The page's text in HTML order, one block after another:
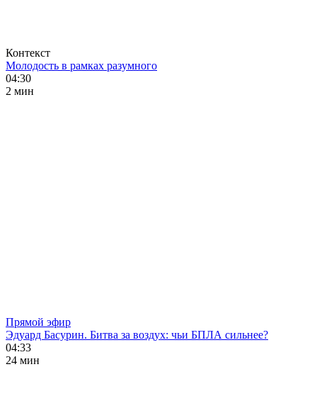
Контекст
Молодость в рамках разумного
04:30
2 мин
Прямой эфир
Эдуард Басурин. Битва за воздух: чьи БПЛА сильнее?
04:33
24 мин